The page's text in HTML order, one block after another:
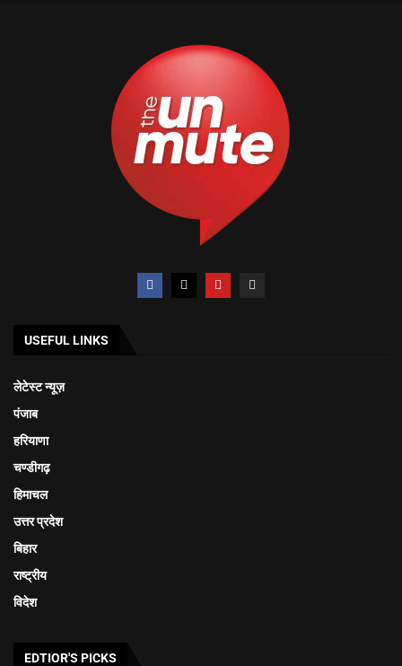
USEFUL LINKS
लेटेस्ट न्यूज़
पंजाब
हरियाणा
चण्डीगढ़
हिमाचल
उत्तर प्रदेश
बिहार
राष्ट्रीय
विदेश
EDTIOR'S PICKS